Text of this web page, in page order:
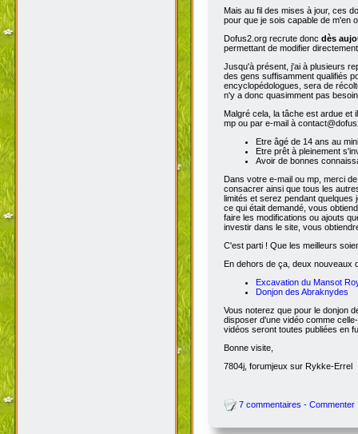
Mais au fil des mises à jour, ces
pour que je sois capable de m'en
Dofus2.org recrute donc dès
permettant de modifier
Jusqu'à présent, j'ai à plusieurs
des gens suffisamment qualifiés
encyclopédologues, sera de
n'y a donc quasimment pas
Malgré cela, la tâche est ardue
mp ou par e-mail à
Etre âgé de 14 ans au
Etre prêt à pleinement
Avoir de bonnes
Dans votre e-mail ou mp, merci
consacrer ainsi que tous les
limités et serez pendant
ce qui était demandé, vous
faire les modifications ou ajouts
investir dans le site, vous
C'est parti ! Que les meilleurs
En dehors de ça, deux nouveaux
Excavation du Mansot
Donjon des Abraknydes
Vous noterez que pour le donjon
disposer d'une vidéo comme
vidéos seront toutes publiées en
Bonne visite,
7804j, forumjeux sur Rykke-Errel
7 commentaires - Commenter